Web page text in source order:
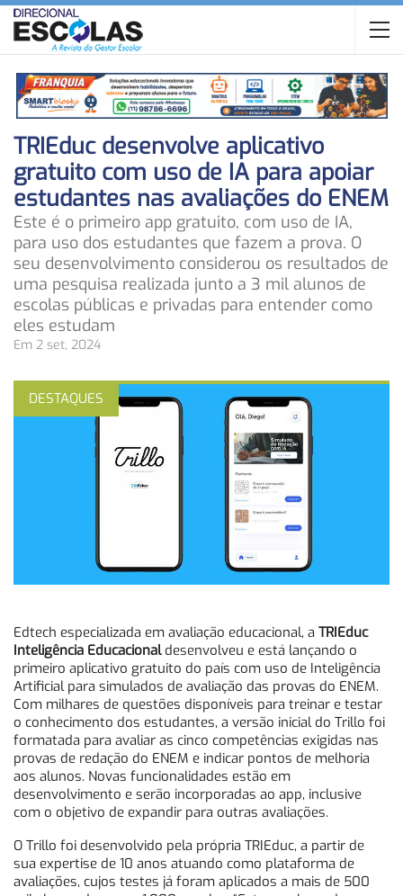
TRIEduc desenvolve aplicativo
gratuito com uso de IA para apoiar
estudantes nas avaliações do ENEM
Este é o primeiro app gratuito, com uso de IA,
para uso dos estudantes que fazem a prova. O
seu desenvolvimento considerou os resultados de
uma pesquisa realizada junto a 3 mil alunos de
escolas públicas e privadas para entender como
eles estudam
Em 2 set, 2024
DESTAQUES
Edtech especializada em avaliação educacional, a TRIEduc
Inteligência Educacionaldesenvolveu e está lançando o
primeiro aplicativo gratuito do país com uso de Inteligência
Artificial para simulados de avaliação das provas do ENEM.
Com milhares de questões disponíveis para treinar e testar
o conhecimento dos estudantes, a versão inicial do Trillo foi
formatada para avaliar as cinco competências exigidas nas
provas de redação do ENEM e indicar pontos de melhoria
aos alunos. Novas funcionalidades estão em
desenvolvimento e serão incorporadas ao app, inclusive
com o objetivo de expandir para outras avaliações.
O Trillo foi desenvolvido pela própria TRIEduc, a partir de
sua expertise de 10 anos atuando como plataforma de
avaliações, cujos testes já foram aplicados a mais de 500